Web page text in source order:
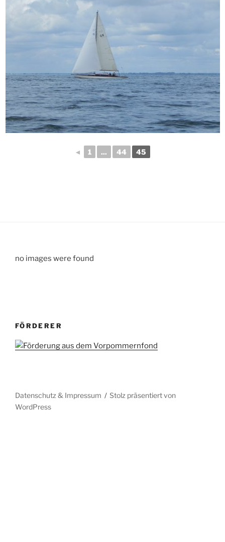
◄ 1 ... 44 45
no images were found
FÖRDERER
Datenschutz & Impressum
Stolz präsentiert von
WordPress